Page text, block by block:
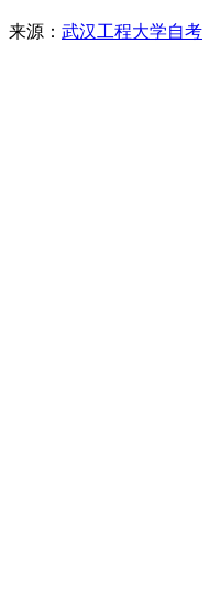
来源： 武汉工程大学自考